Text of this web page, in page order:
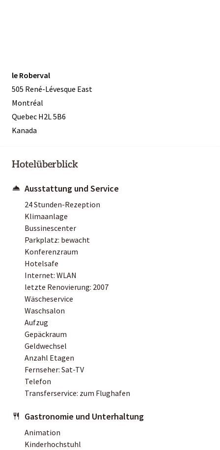
le Roberval
505 René-Lévesque East
Montréal
Quebec H2L 5B6
Kanada
Hotelüberblick
Ausstattung und Service
24 Stunden-Rezeption
Klimaanlage
Bussinescenter
Parkplatz: bewacht
Konferenzraum
Hotelsafe
Internet: WLAN
letzte Renovierung: 2007
Wäscheservice
Waschsalon
Aufzug
Gepäckraum
Geldwechsel
Anzahl Etagen
Fernseher: Sat-TV
Telefon
Transferservice: zum Flughafen
Gastronomie und Unterhaltung
Animation
Kinderhochstuhl